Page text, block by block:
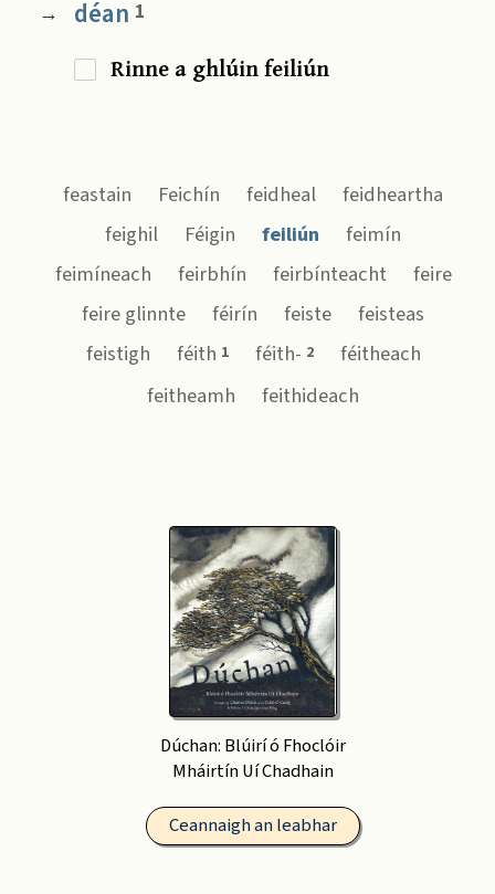
→ déan 1
Rinne a ghlúin feiliún
feastain Feichín feidheal
feidheartha
feighil
Féigin feiliún
feimín
feimíneach
feirbhín feirbínteacht
feire
feire glinnte
féirín feiste
feisteas
feistigh
féith 1 féith- 2
féitheach
feitheamh
feithideach
Dúchan: Blúirí ó Fhoclóir
Mháirtín Uí Chadhain
Ceannaigh an leabhar